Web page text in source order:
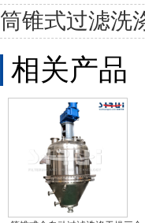
筒锥式过滤洗
相关产品